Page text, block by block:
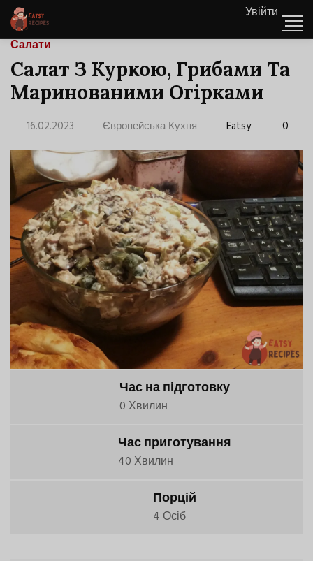
Увійти
Салати
Салат З Куркою, Грибами Та
Маринованими Огірками
16.02.2023 Європейська Кухня Eatsy 0
Час на підготовку
0 Хвилин
Час приготування
40 Хвилин
Порцій
4 Осіб